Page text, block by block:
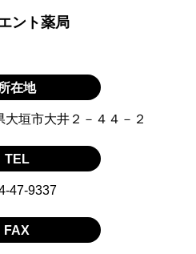
ント薬局
在地
垣市大井２－４４－２
TEL
47-9337
FAX